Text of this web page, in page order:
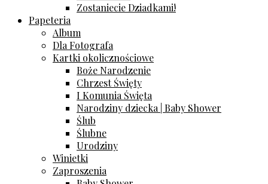
Zostaniecie Dziadkami!
Papeteria
Album
Dla Fotografa
Kartki okolicznościowe
Boże Narodzenie
Chrzest Święty
I Komunia Święta
Narodziny dziecka | Baby Shower
Ślub
Ślubne
Urodziny
Winietki
Zaproszenia